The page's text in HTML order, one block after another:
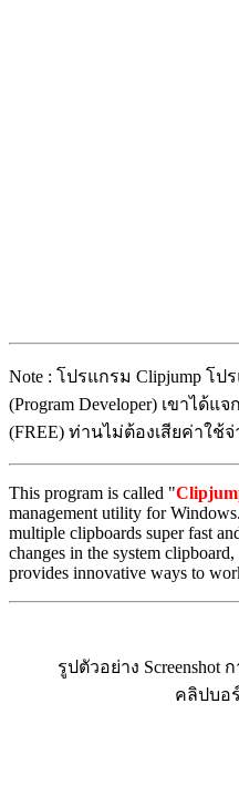
Note : โปรแกรม Clipjump โ
(Program Developer) เขาได้
(FREE) ท่านไม่ต้องเสียค่าใช้
This program is called "
management utility for
multiple clipboards super fast
changes in the system
provides innovative ways to
รูปตัวอย่าง Screenshot
คลิปบอ